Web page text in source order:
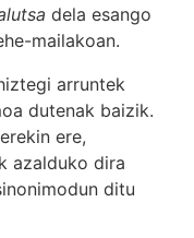
dela esango
mailakoan.
arruntek
dutenak baizik.
ere,
azalduko dira
ditu